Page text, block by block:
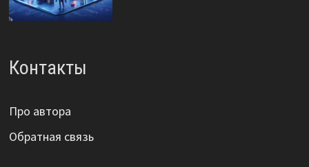
Контакты
Про автора
Обратная связь